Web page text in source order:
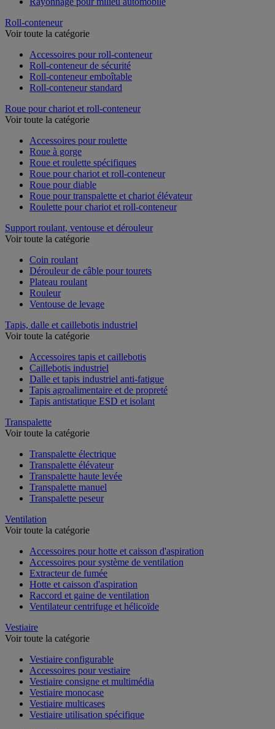
Roll-conteneur
Voir toute la catégorie
Accessoires pour roll-conteneur
Roll-conteneur de sécurité
Roll-conteneur emboîtable
Roll-conteneur standard
Roue pour chariot et roll-conteneur
Voir toute la catégorie
Accessoires pour roulette
Roue à gorge
Roue et roulette spécifiques
Roue pour chariot et roll-conteneur
Roue pour diable
Roue pour transpalette et chariot élévateur
Roulette pour chariot et roll-conteneur
Support roulant, ventouse et dérouleur
Voir toute la catégorie
Coin roulant
Dérouleur de câble pour tourets
Plateau roulant
Rouleur
Ventouse de levage
Tapis, dalle et caillebotis industriel
Voir toute la catégorie
Accessoires tapis et caillebotis
Caillebotis industriel
Dalle et tapis industriel anti-fatigue
Tapis agroalimentaire et de propreté
Tapis antistatique ESD et isolant
Transpalette
Voir toute la catégorie
Transpalette électrique
Transpalette élévateur
Transpalette haute levée
Transpalette manuel
Transpalette peseur
Ventilation
Voir toute la catégorie
Accessoires pour hotte et caisson d'aspiration
Accessoires pour système de ventilation
Extracteur de fumée
Hotte et caisson d'aspiration
Raccord et gaine de ventilation
Ventilateur centrifuge et hélicoïde
Vestiaire
Voir toute la catégorie
Vestiaire configurable
Accessoires pour vestiaire
Vestiaire consigne et multimédia
Vestiaire monocase
Vestiaire multicases
Vestiaire utilisation spécifique